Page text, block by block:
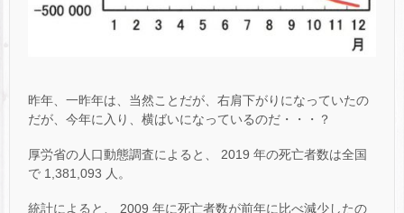
昨年、一昨年は、当然ことだが、右肩下がりになっていたの
だが、今年に入り、横ばいになっているのだ・・・？
厚労省の人口動態調査によると、 2019 年の死亡者数は全国
で 1,381,093 人。
統計によると、 2009 年に死亡者数が前年に比べ減少したの